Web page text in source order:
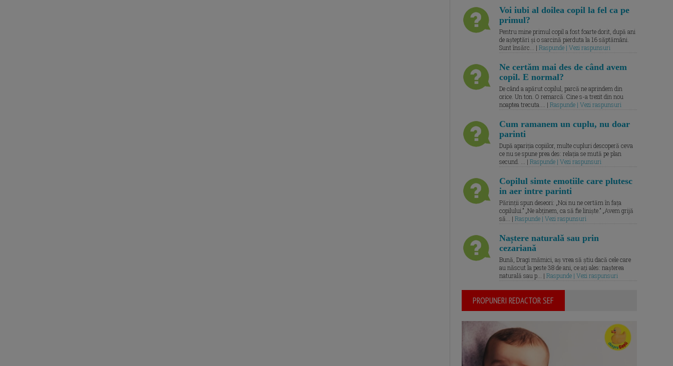
Voi iubi al doilea copil la fel ca pe
primul?
Pentru mine primul copil a fost foarte dorit, după ani
de așteptări și o sarcină pierduta la 16 săptămâni.
Sunt însărc... | Raspunde | Vezi raspunsuri
Ne certăm mai des de când avem
copil. E normal?
De când a apărut copilul, parcă ne aprindem din
orice. Un ton. O remarcă. Cine s-a trezit din nou
noaptea trecuta.... | Raspunde | Vezi raspunsuri
Cum ramanem un cuplu, nu doar
parinti
După apariția copiilor, multe cupluri descoperă ceva
ce nu se spune prea des: relația se mută pe plan
secund. ... | Raspunde | Vezi raspunsuri
Copilul simte emotiile care plutesc
in aer intre parinti
Părinții spun deseori: „Noi nu ne certăm în fața
copilului.” „Ne abținem, ca să fie liniște.” „Avem grijă
să... | Raspunde | Vezi raspunsuri
Naștere naturală sau prin
cezariană
Bună, Dragi mămici, aș vrea să știu dacă cele care
au născut la peste 38 de ani, ce ați ales: nașterea
naturală sau p... | Raspunde | Vezi raspunsuri
PROPUNERI REDACTOR SEF